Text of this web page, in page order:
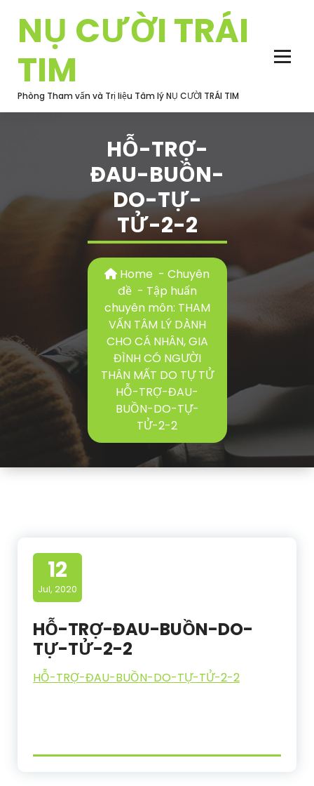
contentNỤ CƯỜI TRÁI
TIM
Phòng Tham vấn và Trị liệu Tâm lý NỤ CƯỜI TRÁI TIM
HỖ-TRỢ-
ĐAU-BUỒN-
DO-TỰ-
TỬ-2-2
Home - Chuyên
đề- Tập huấn
chuyên môn: THAM
VẤN TÂM LÝ DÀNH
CHO CÁ NHÂN, GIA
ĐÌNH CÓ NGƯỜI
THÂN MẤT DO TỰ TỬ
HỖ-TRỢ-ĐAU-
BUỒN-DO-TỰ-
TỬ-2-2
12
Jul, 2020
HỖ-TRỢ-ĐAU-BUỒN-DO-
TỰ-TỬ-2-2
HỖ-TRỢ-ĐAU-BUỒN-DO-TỰ-TỬ-2-2